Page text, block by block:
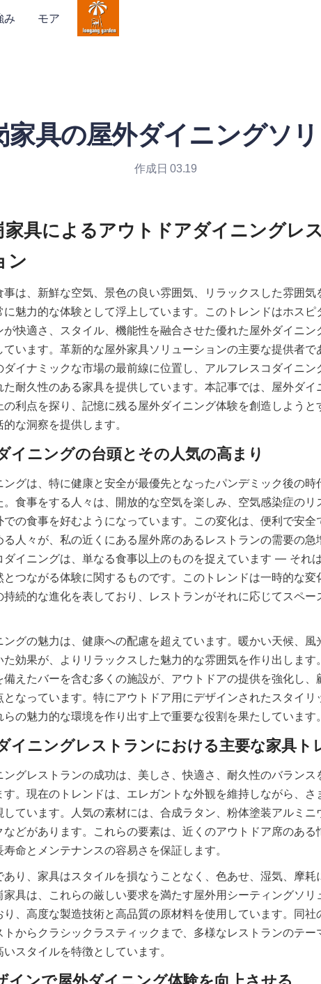
み モア
家具の屋外ダイニングソ
作成日 03.19
家具によるアウトドアダイニングレ
は、新鮮な空気、景色の良い雰囲気、リラックスした雰囲気
魅力的な体験として浮上しています。このトレンドはホスピ
快適さ、スタイル、機能性を融合させた優れた屋外ダイニン
ています。革新的な屋外家具ソリューションの主要な提供者で
イナミックな市場の最前線に位置し、アルフレスコダイニン
耐久性のある家具を提供しています。本記事では、屋外ダイ
の利点を探り、記憶に残る屋外ダイニング体験を創造しようと
な洞察を提供します。
ングは、特に健康と安全が最優先となったパンデミック後の時
。食事をする人々は、開放的な空気を楽しみ、空気感染症のリ
での食事を好むようになっています。この変化は、便利で安全
る人々が、私の近くにある屋外席のあるレストランの需要の急
ダイニングは、単なる食事以上のものを捉えています — それ
つながる体験に関するものです。このトレンドは一時的な変
続的な進化を表しており、レストランがそれに応じてスペー
ングの魅力は、健康への配慮を超えています。暖かい天候、風
効果が、よりリラックスした魅力的な雰囲気を作り出します
えたバーを含む多くの施設が、アウトドアの提供を強化し、
なっています。特にアウトドア用にデザインされたスタイリ
の魅力的な環境を作り出す上で重要な役割を果たしています。
ングレストランの成功は、美しさ、快適さ、耐久性のバランス
す。現在のトレンドは、エレガントな外観を維持しながら、さ
ています。人気の素材には、合成ラタン、粉体塗装アルミニ
どがあります。これらの要素は、近くのアウトドア席のある
り、家具はスタイルを損なうことなく、色あせ、湿気、摩耗
家具は、これらの厳しい要求を満たす屋外用シーティングソリ
、高度な製造技術と高品質の原材料を使用しています。同社
トからクラシックラスティックまで、多様なレストランのテー